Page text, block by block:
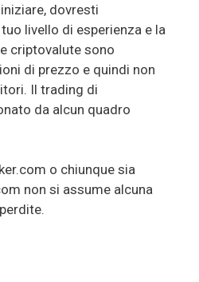
dovresti
livello di esperienza e la
criptovalute sono
di prezzo e quindi non
Il trading di
da alcun quadro
o chiunque sia
non si assume alcuna